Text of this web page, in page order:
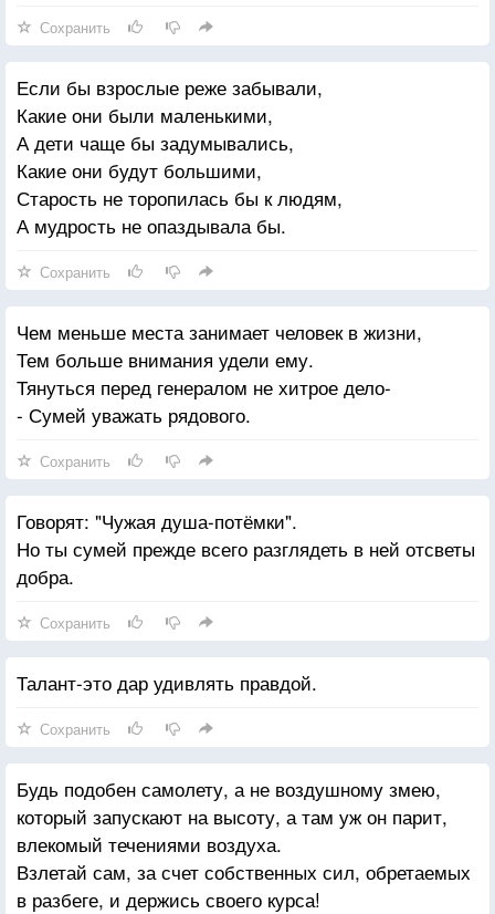
Сохранить
Если бы взрослые реже забывали,
Какие они были маленькими,
А дети чаще бы задумывались,
Какие они будут большими,
Старость не торопилась бы к людям,
А мудрость не опаздывала бы.
Сохранить
Чем меньше места занимает человек в жизни,
Тем больше внимания удели ему.
Тянуться перед генералом не хитрое дело-
- Сумей уважать рядового.
Сохранить
Говорят: "Чужая душа-потёмки".
Но ты сумей прежде всего разглядеть в ней отсветы
добра.
Сохранить
Талант-это дар удивлять правдой.
Сохранить
Будь подобен самолету, а не воздушному змею,
который запускают на высоту, а там уж он парит,
влекомый течениями воздуха.
Взлетай сам, за счет собственных сил, обретаемых
в разбеге, и держись своего курса!